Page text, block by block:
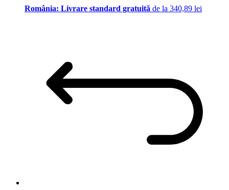
România: Livrare standard gratuită de la 340,89 lei